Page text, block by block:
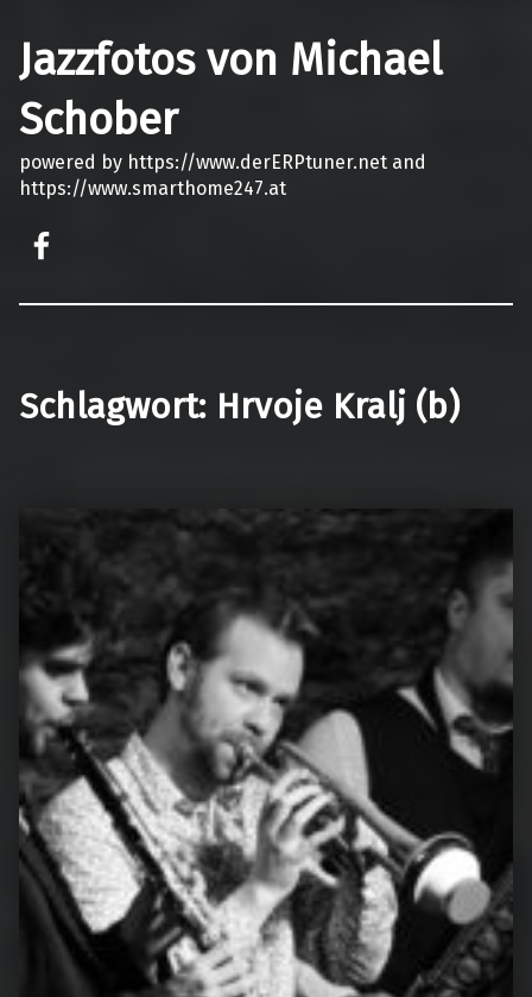
Jazzfotos von Michael
Schober
powered by https://www.derERPtuner.net and
https://www.smarthome247.at
Schlagwort: Hrvoje Kralj (b)